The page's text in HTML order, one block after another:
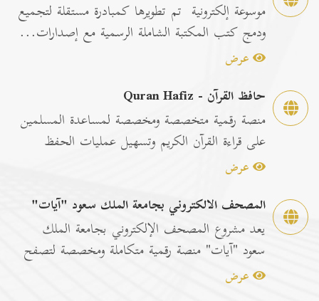
موسوعة إلكترونية تم تطويرها كمبادرة مستقلة لتجميع
ودمج كتب المكتبة الشاملة الرسمية مع إصدارات...
عرض
حافظ القرآن - Quran Hafiz
منصة رقمية متخصصة ومخصصة لمساعدة المسلمين
على قراءة القرآن الكريم وتسهيل عمليات الحفظ
والمراجعة عبر...
عرض
المصحف الالكتروني بجامعة الملك سعود "آيات"
يعد مشروع المصحف الإلكتروني بجامعة الملك
سعود "آيات" منصة رقمية متكاملة ومخصصة لتصفح
وقراءة القرآن ا...
عرض